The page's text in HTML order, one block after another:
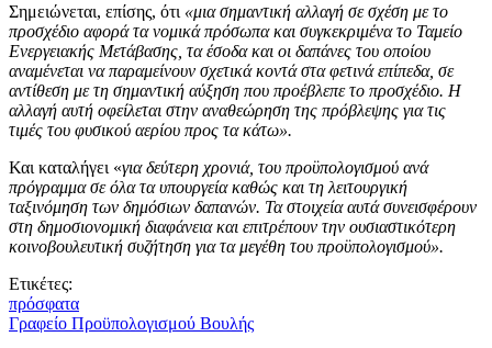
Σημειώνεται, επίσης, ότι «μια σημαντική αλλαγή σε σχέση με το
προσχέδιο αφορά τα νομικά πρόσωπα και συγκεκριμένα το Ταμείο
Ενεργειακής Μετάβασης, τα έσοδα και οι δαπάνες του οποίου
αναμένεται να παραμείνουν σχετικά κοντά στα φετινά επίπεδα, σε
αντίθεση με τη σημαντική αύξηση που προέβλεπε το προσχέδιο. Η
αλλαγή αυτή οφείλεται στην αναθεώρηση της πρόβλεψης για τις
τιμές του φυσικού αερίου προς τα κάτω».
Και καταλήγει «για δεύτερη χρονιά, του προϋπολογισμού ανά
πρόγραμμα σε όλα τα υπουργεία καθώς και τη λειτουργική
ταξινόμηση των δημόσιων δαπανών. Τα στοιχεία αυτά συνεισφέρουν
στη δημοσιονομική διαφάνεια και επιτρέπουν την ουσιαστικότερη
κοινοβουλευτική συζήτηση για τα μεγέθη του προϋπολογισμού».
Ετικέτες:
πρόσφατα
Γραφείο Προϋπολογισμού Βουλής